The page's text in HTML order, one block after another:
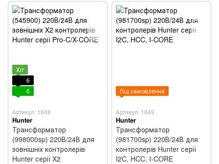
Хіт
6
6
Артикул: 1848
Hunter
Трансформатор
(998000sp) 220В/24В для
зовнішніх контролерів
Hunter серії X2
Під замовлення
Артикул: 1849
Hunter
Трансформатор
(981700sp) 220В/24В для
контролерів Hunter серії
I2C, HCC, I-CORE